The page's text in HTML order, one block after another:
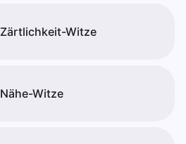
Zärtlichkeit-Witze
Nähe-Witze